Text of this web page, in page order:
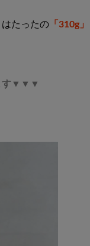
たったの 「310g」
す▼▼▼